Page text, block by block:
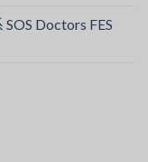
Doctors FES